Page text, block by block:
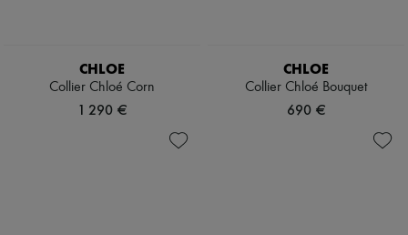
CHLOE
Collier Chloé Corn
1 290 €
CHLOE
Collier Chloé Bouquet
690 €